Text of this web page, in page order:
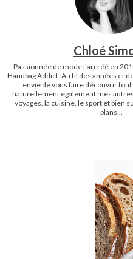
Chloé
Passionnée de mode j'ai créé en
Handbag Addict. Au fil des années et
envie de vous faire découvrir
naturellement également mes autres
voyages, la cuisine, le sport et bien
plans...